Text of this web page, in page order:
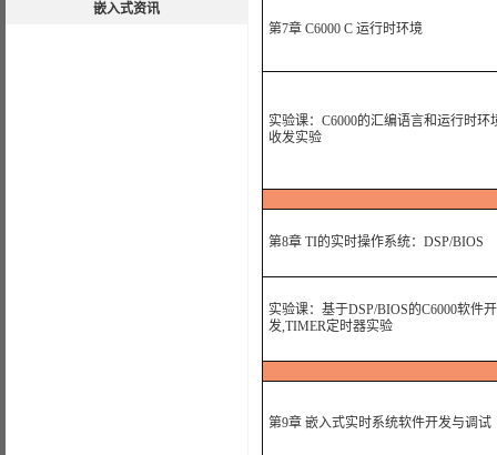
嵌入式资讯
第7章 C6000 C 运行时环境
实验课：C6000的汇编语言和运行时环
收发实验
第8章 TI的实时操作系统：DSP/BIOS
实验课：基于DSP/BIOS的C6000软件开
发,TIMER定时器实验
第9章 嵌入式实时系统软件开发与调试